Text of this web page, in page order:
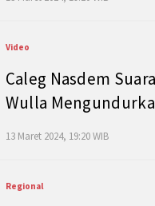
Video
Caleg Nasdem
Wulla
13 Maret 2024, 19:20 WIB
Regional